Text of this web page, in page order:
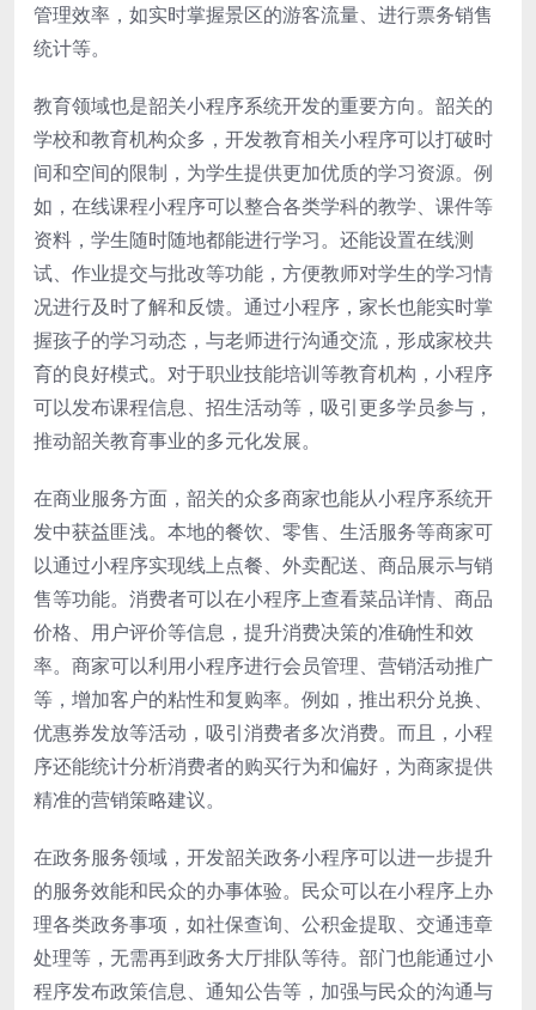
管理效率，如实时掌握景区的游客流量、进行票务销售
统计等。
教育领域也是韶关小程序系统开发的重要方向。韶关的
学校和教育机构众多，开发教育相关小程序可以打破时
间和空间的限制，为学生提供更加优质的学习资源。例
如，在线课程小程序可以整合各类学科的教学、课件等
资料，学生随时随地都能进行学习。还能设置在线测
试、作业提交与批改等功能，方便教师对学生的学习情
况进行及时了解和反馈。通过小程序，家长也能实时掌
握孩子的学习动态，与老师进行沟通交流，形成家校共
育的良好模式。对于职业技能培训等教育机构，小程序
可以发布课程信息、招生活动等，吸引更多学员参与，
推动韶关教育事业的多元化发展。
在商业服务方面，韶关的众多商家也能从小程序系统开
发中获益匪浅。本地的餐饮、零售、生活服务等商家可
以通过小程序实现线上点餐、外卖配送、商品展示与销
售等功能。消费者可以在小程序上查看菜品详情、商品
价格、用户评价等信息，提升消费决策的准确性和效
率。商家可以利用小程序进行会员管理、营销活动推广
等，增加客户的粘性和复购率。例如，推出积分兑换、
优惠券发放等活动，吸引消费者多次消费。而且，小程
序还能统计分析消费者的购买行为和偏好，为商家提供
精准的营销策略建议。
在政务服务领域，开发韶关政务小程序可以进一步提升
的服务效能和民众的办事体验。民众可以在小程序上办
理各类政务事项，如社保查询、公积金提取、交通违章
处理等，无需再到政务大厅排队等待。部门也能通过小
程序发布政策信息、通知公告等，加强与民众的沟通与